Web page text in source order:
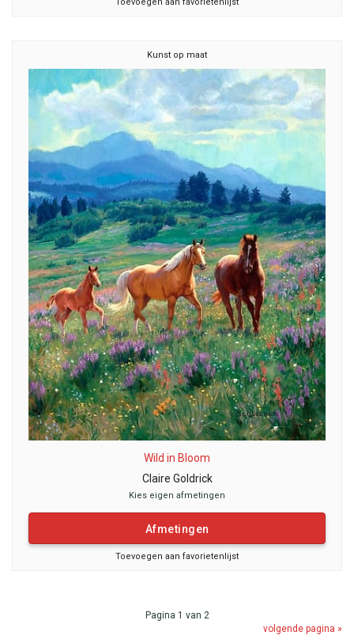
Kunst op maat
Wild in Bloom
Claire Goldrick
Kies eigen afmetingen
Afmetingen
Toevoegen aan favorietenlijst
Pagina 1 van 2
volgende pagina »